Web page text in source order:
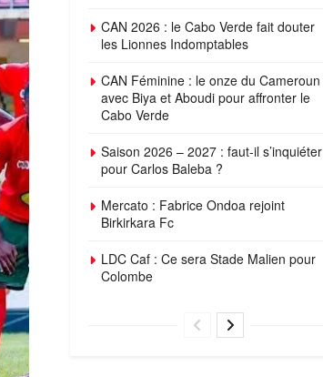
CAN 2026 : le Cabo Verde fait douter
les Lionnes Indomptables
CAN Féminine : le onze du Cameroun
avec Biya et Aboudi pour affronter le
Cabo Verde
Saison 2026 – 2027 : faut-il s’inquiéter
pour Carlos Baleba ?
Mercato : Fabrice Ondoa rejoint
Birkirkara Fc
LDC Caf : Ce sera Stade Malien pour
Colombe